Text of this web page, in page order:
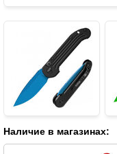
Наличие в магазинах: